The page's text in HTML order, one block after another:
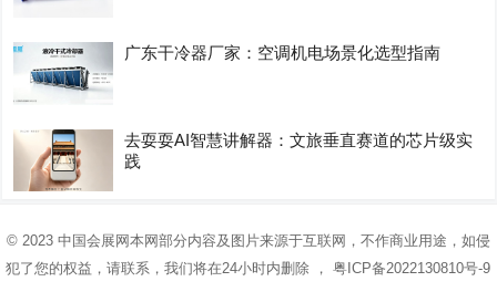
广东干冷器厂家：空调机电场景化选型指南
去耍耍AI智慧讲解器：文旅垂直赛道的芯片级实
践
© 2023 中国会展网本网部分内容及图片来源于互联网，不作商业用途，如侵
犯了您的权益，请联系，我们将在24小时内删除 ，粤ICP备2022130810号-9